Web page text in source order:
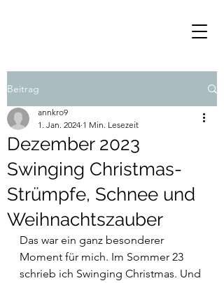
Beitrag
Dezember 2023
Swinging Christmas-
Strümpfe, Schnee und
Weihnachtszauber
annkro9
1. Jan. 2024 1 Min. Lesezeit
Das war ein ganz besonderer
Moment für mich. Im Sommer 23
schrieb ich Swinging Christmas. Und